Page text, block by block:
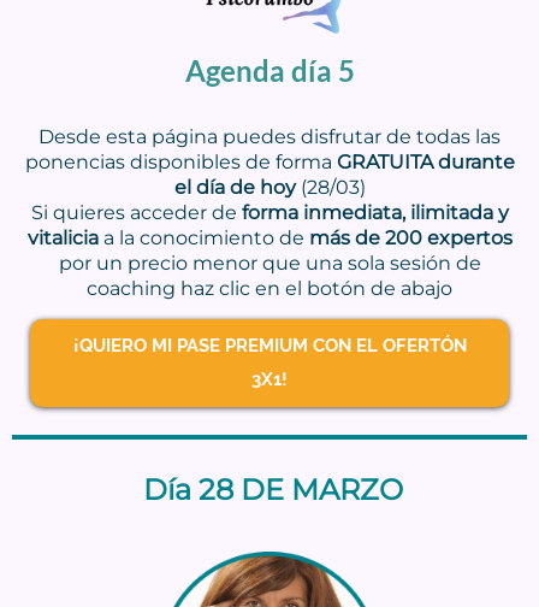
Agenda día 5
Desde esta página puedes disfrutar de todas las
ponencias disponibles de forma GRATUITA durante
el día de hoy(28/03)
Si quieres acceder de forma inmediata, ilimitada y
vitaliciaa la conocimiento de más de 200 expertos
por un precio menor que una sola sesión de
coaching haz clic en el botón de abajo
¡QUIERO MI PASE PREMIUM CON EL OFERTÓN
3X1!
Día 28 DE MARZO